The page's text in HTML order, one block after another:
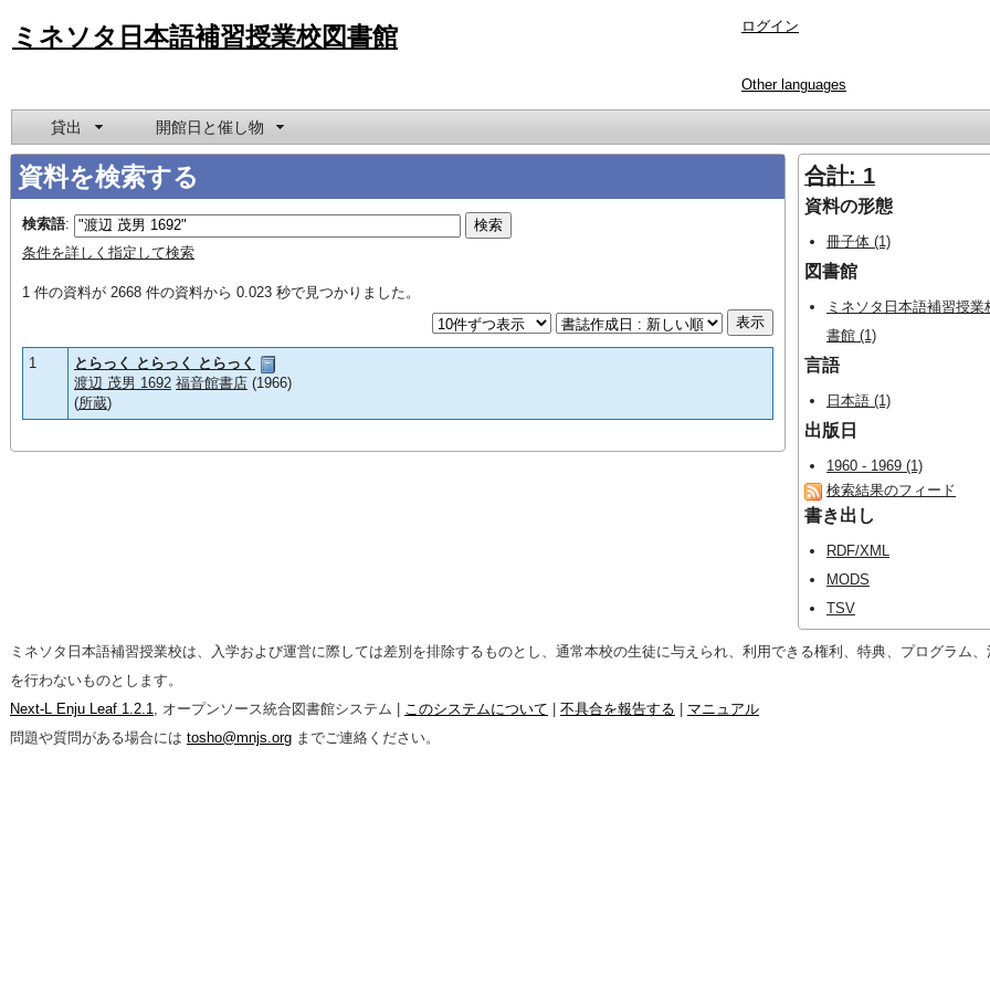
ミネソタ日本語補習授業校図書館 ログイン
Other languages
貸出 開館日と催し物
資料を検索する
検索語:
条件を詳しく指定して検索
1 件の資料が 2668 件の資料から 0.023 秒で見つかりました。
1
とらっく とらっく とらっく
渡辺 茂男 1692 福音館書店 (1966)
(所蔵)
合計: 1
資料の形態
冊子体 (1)
図書館
ミネソタ日本語補習授業
書館 (1)
言語
日本語 (1)
出版日
1960 - 1969 (1)
検索結果のフィード
書き出し
RDF/XML
MODS
TSV
ミネソタ日本語補習授業校は、入学および運営に際しては差別を排除するものとし、通常本校の生徒に与えられ、利用できる権利、特典、プログラム
を行わないものとします。
Next-L Enju Leaf 1.2.1, オープンソース統合図書館システム | このシステムについて 不具合を報告する
マニュアル
問題や質問がある場合には tosho@mnjs.org までご連絡ください。